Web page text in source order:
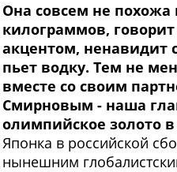
Она совсем не похожа
килограммов,
акцентом, ненавидит
пьет водку. Тем не
вместе со своим
Смирновым - наша
олимпийское золото
Японка в российской
нынешним